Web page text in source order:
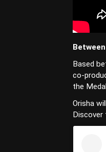
Based
co-
the
Orisha
Discover